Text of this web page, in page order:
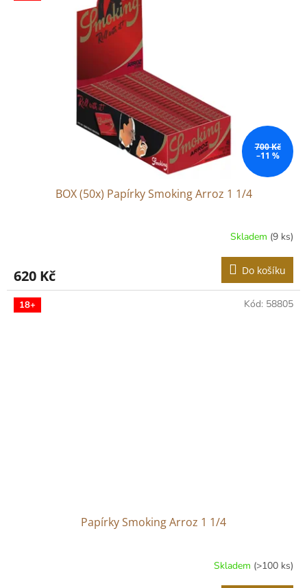
700 Kč
–11 %
BOX (50x) Papírky Smoking Arroz 1 1/4
Skladem (9 ks)
620 Kč Do košíku
18+
Papírky Smoking Arroz 1 1/4
Skladem (>100 ks)
Kód: 58805